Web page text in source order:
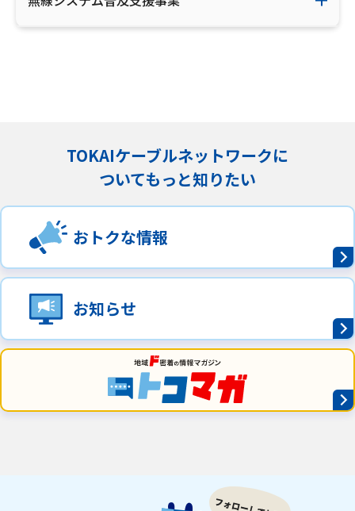
TOKAIケーブルネットワークに
ついてもっと知りたい
おトクな情報
お知らせ